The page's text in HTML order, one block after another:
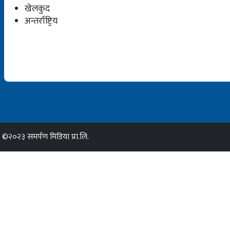
खेलकुद
अन्तर्राष्ट्रिय
©२०२३ समर्पण मिडिया प्रा.लि.